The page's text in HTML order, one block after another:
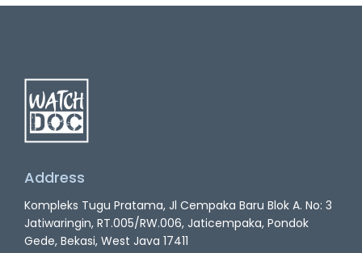
Address
Kompleks Tugu Pratama, Jl Cempaka Baru Blok A. No: 3
Jatiwaringin, RT.005/RW.006, Jaticempaka, Pondok
Gede, Bekasi, West Java 17411